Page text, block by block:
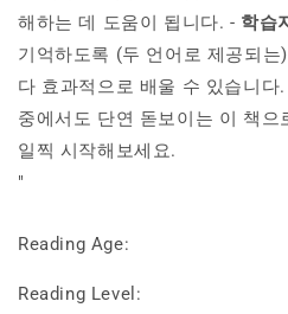
해하는 데 도움이 됩니다. - 학습
기억하도록 (두 언어로 제공되
다 효과적으로 배울 수 있습니다
중에서도 단연 돋보이는 이 책
일찍 시작해보세요.
"
Reading Age:
Reading Level: